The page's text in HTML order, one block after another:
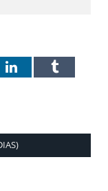
LinkedInTumblr